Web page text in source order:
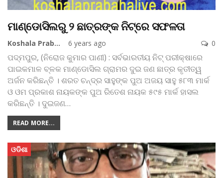
ମାଣ୍ଡୋସିଲରୁ ୨ ଛାତ୍ରଙ୍କ ନିଟ୍‌ରେ ସଫଳତା
Koshala Prabaha 6 years ago 0
ପଦ୍ମପୁର, (ନିରୋଜ କୁମାର ପାଣୀ) : ସର୍ବଭାରତୀୟ ନିଟ୍‌ ପରୀକ୍ଷାରେ
ପାଇକମାଳ ବ୍ଳକ ମାଣ୍ଡୋସିଲ ଗ୍ରାମର ଦୁଇ ଜଣ ଛାତ୍ର କୃତୀତ୍ୱ
ଅର୍ଜନ କରିଛନ୍ତି । ଶରତ ଚନ୍ଦ୍ର ସାହୁଙ୍କ ପୁଅ ଅଜୟ ସାହୁ ୫୮୩ ମାର୍କ
ଓ ଓମ ପ୍ରକାଶ ନାୟକଙ୍କ ପୁଅ ରିତେଶ ନାୟକ ୫୯୫ ମାର୍କ ହାସଲ
କରିଛନ୍ତି । ଦୁଇଜଣ…
READ MORE...
ଓଡିଶା